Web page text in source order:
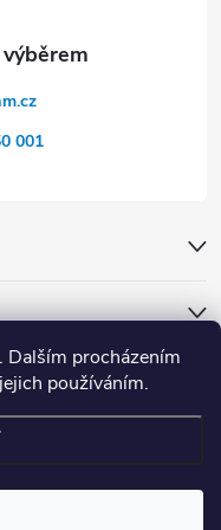
Dalším procházením
používáním.
001
práva vyhrazena.